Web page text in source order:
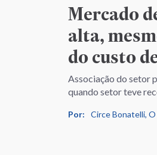
Mercado
alta,
do custo
Associação do setor
quando setor teve
Por: Circe Bonatelli, O